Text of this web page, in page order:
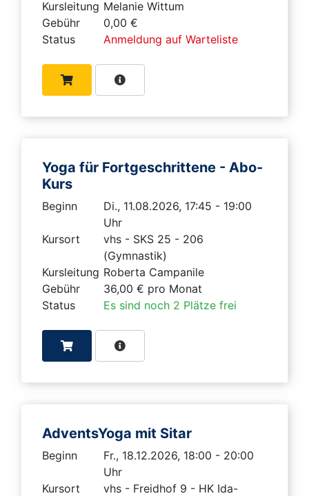
Kursleitung Melanie Wittum
Gebühr
0,00 €
Status
Anmeldung auf Warteliste
Yoga für Fortgeschrittene - Abo-
Kurs
Beginn
Di., 11.08.2026, 17:45 - 19:00
Uhr
Kursort
vhs - SKS 25 - 206
(Gymnastik)
Kursleitung Roberta Campanile
Gebühr
36,00 € pro Monat
Status
Es sind noch 2 Plätze frei
AdventsYoga mit Sitar
Beginn
Fr., 18.12.2026, 18:00 - 20:00
Uhr
Kursort
vhs - Freidhof 9 - HK Ida-